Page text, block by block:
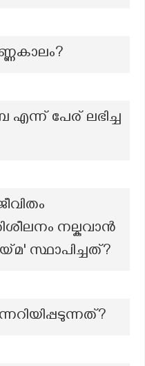
പേര് ലഭിച്ച
നല്കുവാൻ
സ്ഥാപിച്ചത്?